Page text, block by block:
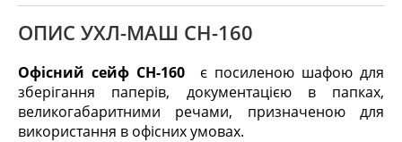
ОПИС УХЛ-МАШ СН-160
Офісний сейф СН-160
є посиленою шафою для
зберігання паперів, документацією в папках,
великогабаритними речами, призначеною для
використання в офісних умовах.